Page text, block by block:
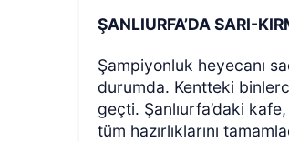
ŞANLIURFA’DA SARI-
Şampiyonluk heyecanı
durumda. Kentteki
geçti. Şanlıurfa’daki
tüm hazırlıklarını